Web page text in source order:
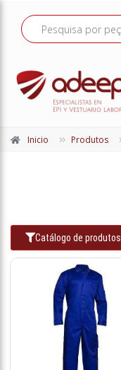
Inicio Produtos
Catálogo de produtos